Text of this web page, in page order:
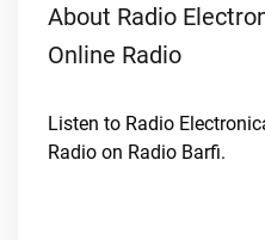
About Radio
Online Radio
Listen to Radio
Radio on Radio Barfi.